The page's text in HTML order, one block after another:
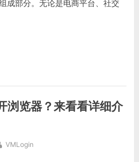
成部分。无论是电商平台、社交
浏览器？来看看详细介
By
VMLogin